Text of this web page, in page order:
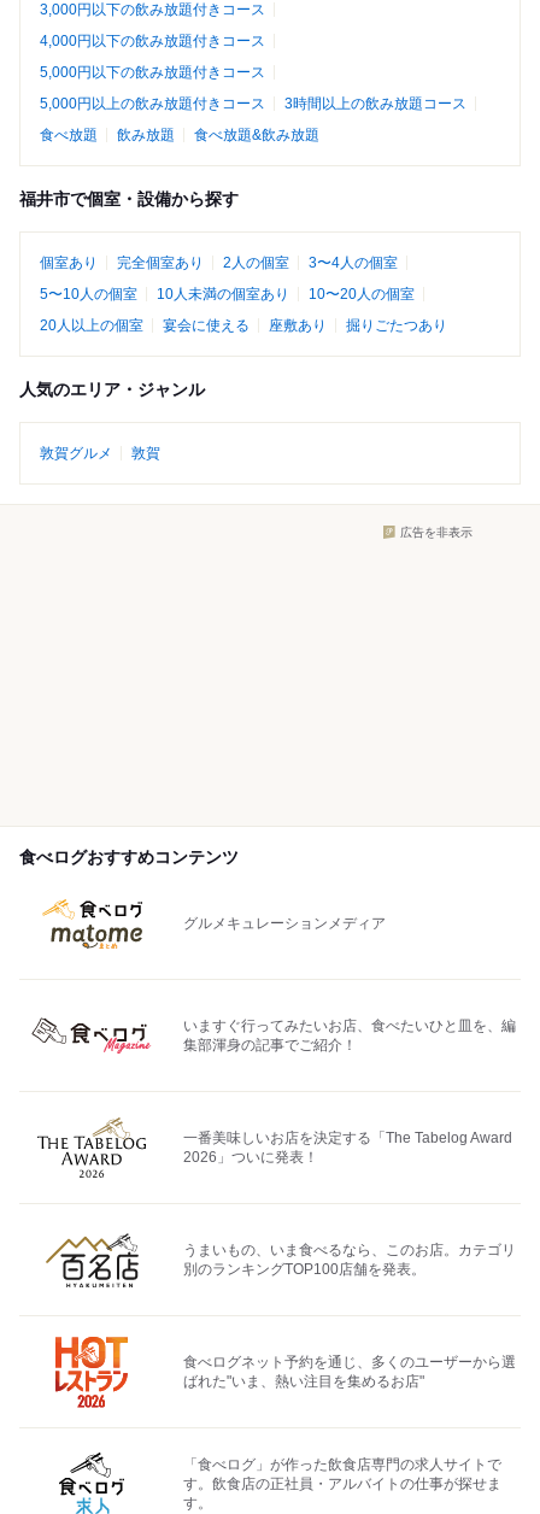
3,000円以下の飲み放題付きコース
4,000円以下の飲み放題付きコース
5,000円以下の飲み放題付きコース
5,000円以上の飲み放題付きコース
3時間以上の飲み放題コース
食べ放題
飲み放題 食べ放題&飲み放題
福井市で個室・設備から探す
個室あり 完全個室あり 2人の個室
3〜4人の個室
5〜10人の個室
10人未満の個室あり
10〜20人の個室
20人以上の個室
宴会に使える 座敷あり 掘りごたつあり
人気のエリア・ジャンル
敦賀グルメ 敦賀
広告を非表示
食べログおすすめコンテンツ
グルメキュレーションメディア
いますぐ行ってみたいお店、食べたいひと皿を、編
集部渾身の記事でご紹介！
一番美味しいお店を決定する「The Tabelog Award
2026」ついに発表！
うまいもの、いま食べるなら、このお店。カテゴリ
別のランキングTOP100店舗を発表。
食べログネット予約を通じ、多くのユーザーから選
ばれた"いま、熱い注目を集めるお店"
「食べログ」が作った飲食店専門の求人サイトで
す。飲食店の正社員・アルバイトの仕事が探せま
す。